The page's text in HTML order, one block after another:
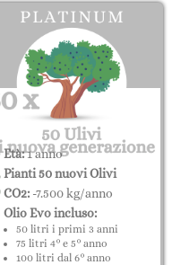
Età:1 anno
Pianti 50 nuovi Olivi
CO2: -7.500 kg/anno
Olio Evo incluso:
50 litri i primi 3 anni
75 litri 4° e 5° anno
100 litri dal 6° anno